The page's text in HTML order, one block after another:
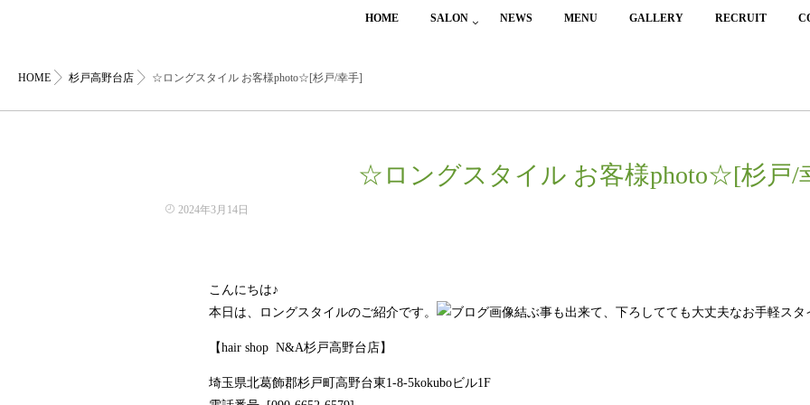
HOME SALON NEWS MENU GALLERY RECRUIT
HOME 杉戸高野台店 ☆ロングスタイル お客様photo☆[杉戸/幸手]
☆ロングスタイル お客様photo☆[杉戸/
2024年3月14日
こんにちは♪
本日は、ロングスタイルのご紹介です。
結ぶ事も出来て、下ろしてても大丈夫なお手軽スタ
【hair shop N&A杉戸高野台店】
埼玉県北葛飾郡杉戸町高野台東1-8-5kokuboビル1F